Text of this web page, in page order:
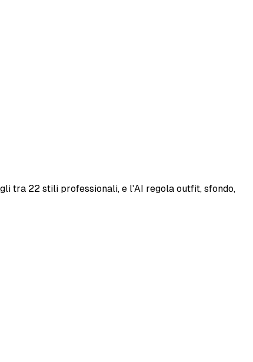
tra 22 stili professionali, e l'AI regola outfit, sfondo,